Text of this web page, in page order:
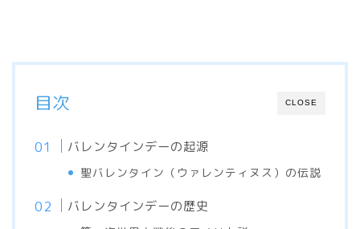
CLOSE
目次
バレンタインデーの起源
聖バレンタイン（ウァレンティヌス）の伝説
バレンタインデーの歴史